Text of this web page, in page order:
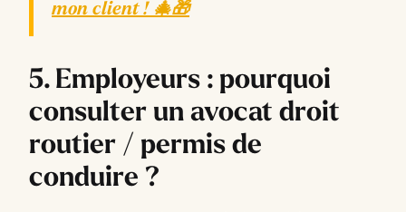
mon client ! 🎄🎁
5. Employeurs : pourquoi
consulter un avocat droit
routier / permis de
conduire ?